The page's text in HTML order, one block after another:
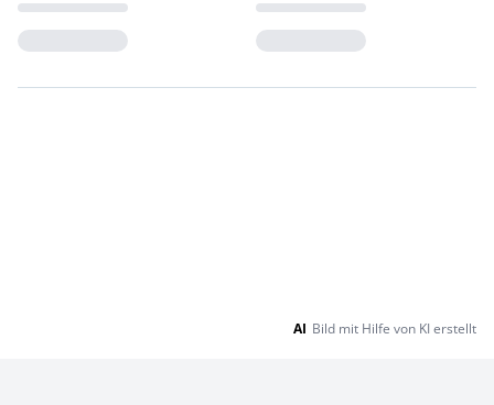
AI Bild mit Hilfe von KI erstellt